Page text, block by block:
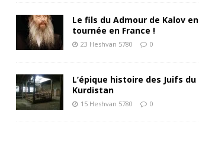
Le fils du Admour de Kalov en
tournée en France !
23 Heshvan 5780 0
L’épique histoire des Juifs du
Kurdistan
15 Heshvan 5780 0